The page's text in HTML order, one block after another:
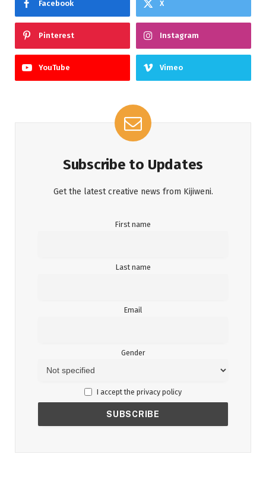
Facebook X
Pinterest Instagram
YouTube Vimeo
Subscribe to Updates
Get the latest creative news from Kijiweni.
First name
Last name
Email
Gender
I accept the privacy policy